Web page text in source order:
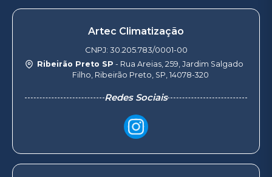
Artec Climatização
CNPJ: 30.205.783/0001-00
Ribeirão Preto SP - Rua Areias, 259, Jardim Salgado
Filho, Ribeirão Preto, SP, 14078-320
Redes Sociais